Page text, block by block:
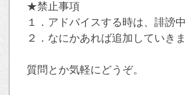
★禁止事項
１．アドバイスする時は、誹謗
２．なにかあれば追加していきま
質問とか気軽にどうぞ。